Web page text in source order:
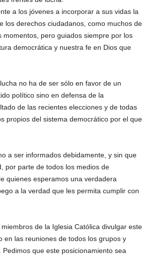
a los jóvenes a incorporar a sus vidas la
los derechos ciudadanos, como muchos de
momentos, pero guiados siempre por los
democrática y nuestra fe en Dios que
no ha de ser sólo en favor de un
político sino en defensa de la
de las recientes elecciones y de todas
propios del sistema democrático por el que
a ser informados debidamente, y sin que
por parte de todos los medios de
quienes esperamos una verdadera
a la verdad que les permita cumplir con
de la Iglesia Católica divulgar este
en las reuniones de todos los grupos y
que este posicionamiento sea